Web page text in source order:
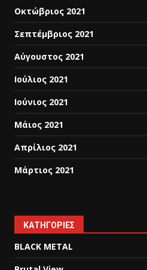
Οκτώβριος 2021
Σεπτέμβριος 2021
Αύγουστος 2021
Ιούλιος 2021
Ιούνιος 2021
Μάιος 2021
Απρίλιος 2021
Μάρτιος 2021
KΑΤΗΓΟΡΊΕΣ
BLACK METAL